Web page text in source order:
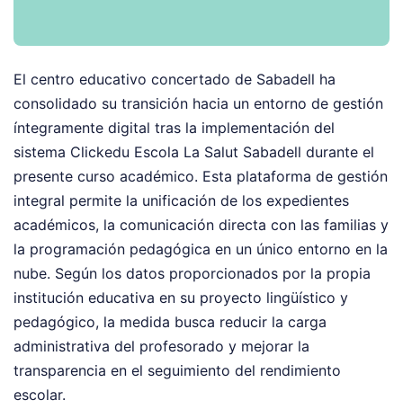
El centro educativo concertado de Sabadell ha
consolidado su transición hacia un entorno de gestión
íntegramente digital tras la implementación del
sistema Clickedu Escola La Salut Sabadell durante el
presente curso académico. Esta plataforma de gestión
integral permite la unificación de los expedientes
académicos, la comunicación directa con las familias y
la programación pedagógica en un único entorno en la
nube. Según los datos proporcionados por la propia
institución educativa en su proyecto lingüístico y
pedagógico, la medida busca reducir la carga
administrativa del profesorado y mejorar la
transparencia en el seguimiento del rendimiento
escolar.